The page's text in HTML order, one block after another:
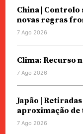
China | Controlo
novas regras
7 Ago 2026
Clima: Recurso
7 Ago 2026
Japão |
aproximação
7 Ago 2026